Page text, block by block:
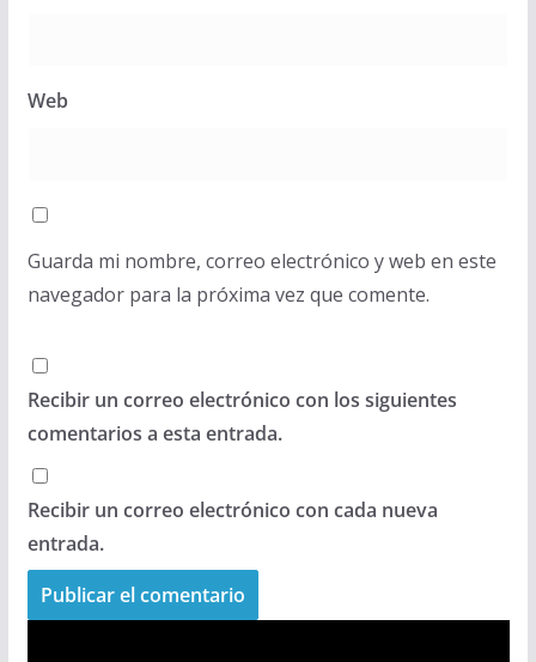
Web
Guarda mi nombre, correo electrónico y web en este
navegador para la próxima vez que comente.
Recibir un correo electrónico con los siguientes
comentarios a esta entrada.
Recibir un correo electrónico con cada nueva
entrada.